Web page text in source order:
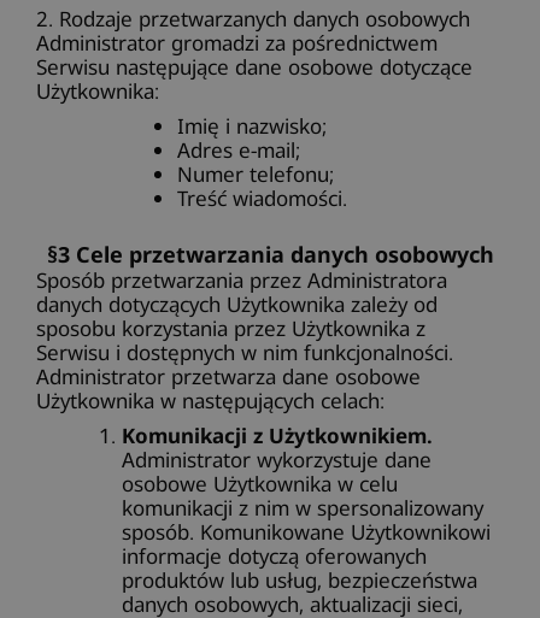
2. Rodzaje przetwarzanych danych osobowych
Administrator gromadzi za pośrednictwem
Serwisu następujące dane osobowe dotyczące
Użytkownika:
Imię i nazwisko;
Adres e-mail;
Numer telefonu;
Treść wiadomości.
§3 Cele przetwarzania danych osobowych
Sposób przetwarzania przez Administratora
danych dotyczących Użytkownika zależy od
sposobu korzystania przez Użytkownika z
Serwisu i dostępnych w nim funkcjonalności.
Administrator przetwarza dane osobowe
Użytkownika w następujących celach:
Komunikacji z Użytkownikiem.
Administrator wykorzystuje dane
osobowe Użytkownika w celu
komunikacji z nim w spersonalizowany
sposób. Komunikowane Użytkownikowi
informacje dotyczą oferowanych
produktów lub usług, bezpieczeństwa
danych osobowych, aktualizacji sieci,